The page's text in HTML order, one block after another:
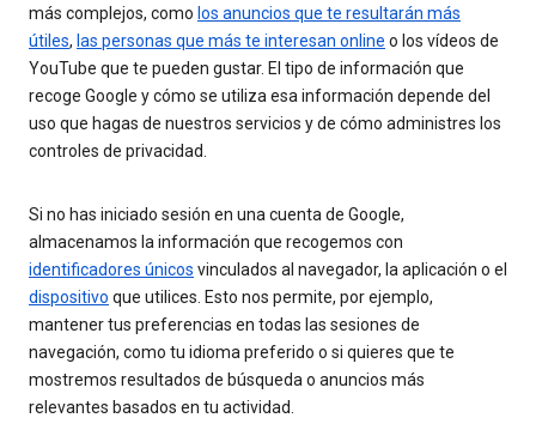
más complejos, como los anuncios que te resultarán más
útiles, las personas que más te interesan online o los vídeos de
YouTube que te pueden gustar. El tipo de información que
recoge Google y cómo se utiliza esa información depende del
uso que hagas de nuestros servicios y de cómo administres los
controles de privacidad.
Si no has iniciado sesión en una cuenta de Google,
almacenamos la información que recogemos con
identificadores únicos vinculados al navegador, la aplicación o el
dispositivo que utilices. Esto nos permite, por ejemplo,
mantener tus preferencias en todas las sesiones de
navegación, como tu idioma preferido o si quieres que te
mostremos resultados de búsqueda o anuncios más
relevantes basados en tu actividad.